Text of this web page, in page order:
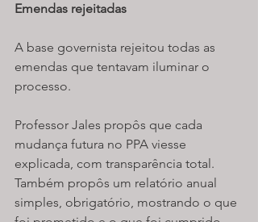
Emendas rejeitadas
A base governista rejeitou todas as
emendas que tentavam iluminar o
processo.
Professor Jales propôs que cada
mudança futura no PPA viesse
explicada, com transparência total.
Também propôs um relatório anual
simples, obrigatório, mostrando o que